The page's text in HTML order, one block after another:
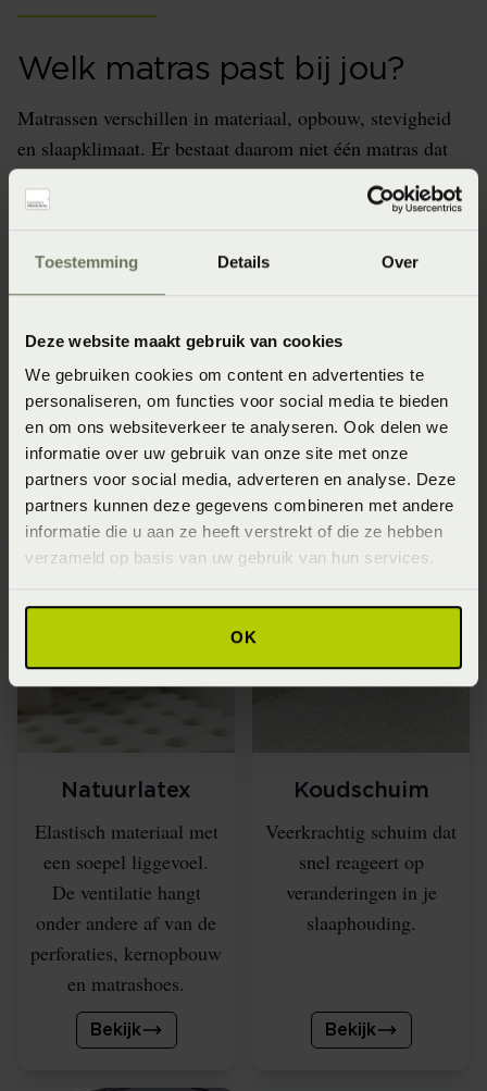
Toestemming Details Over
Deze website maakt gebruik van cookies
We gebruiken cookies om content en advertenties te
personaliseren, om functies voor social media te bieden
en om ons websiteverkeer te analyseren. Ook delen we
informatie over uw gebruik van onze site met onze
partners voor social media, adverteren en analyse. Deze
partners kunnen deze gegevens combineren met andere
informatie die u aan ze heeft verstrekt of die ze hebben
verzameld op basis van uw gebruik van hun services.
OK
Welk matras past bij jou?
Matrassen verschillen in materiaal, opbouw, stevigheid
en slaapklimaat. Er bestaat daarom niet één matras dat
voor iedereen het beste is. Ook de combinatie met de
bedbodem en het hoofdkussen beïnvloedt het
keuze te maken.
Adviseer mij
Verschillende typen
matrassen
Natuurlatex
Elastisch materiaal met
een soepel liggevoel.
De ventilatie hangt
onder andere af van de
perforaties, kernopbouw
en matrashoes.
Bekijk
Koudschuim
Veerkrachtig schuim dat
snel reageert op
veranderingen in je
slaaphouding.
Bekijk